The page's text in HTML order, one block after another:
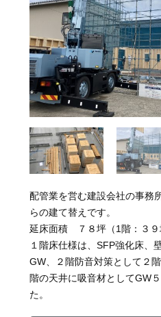
配管業を営む建設会社の事
らの建て替えです。
延床面積 ７８坪（1階：３９
１階床仕様は、SFP強化床、
GW、２階防音対策として２
階の天井に吸音材としてGW
た。